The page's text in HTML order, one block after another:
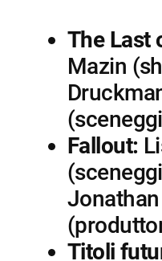
The Last
Mazin
Fallout:
Titoli